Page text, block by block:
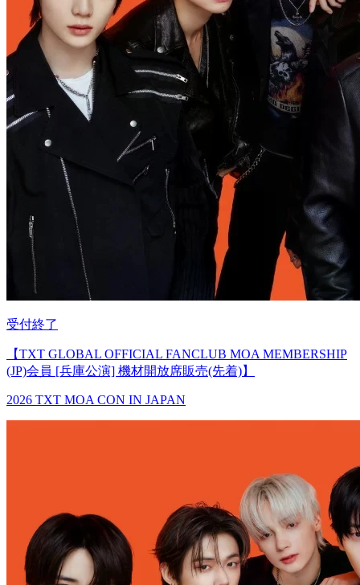
受付終了
【TXT GLOBAL OFFICIAL FANCLUB MOA MEMBERSHIP
(JP)会員 [兵庫公演] 機材開放席販売(先着)】
2026 TXT MOA CON IN JAPAN